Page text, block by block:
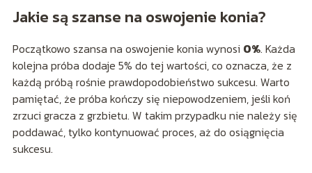
Jakie są szanse na oswojenie konia?
Początkowo szansa na oswojenie konia wynosi 0%. Każda
kolejna próba dodaje 5% do tej wartości, co oznacza, że z
każdą próbą rośnie prawdopodobieństwo sukcesu. Warto
pamiętać, że próba kończy się niepowodzeniem, jeśli koń
zrzuci gracza z grzbietu. W takim przypadku nie należy się
poddawać, tylko kontynuować proces, aż do osiągnięcia
sukcesu.